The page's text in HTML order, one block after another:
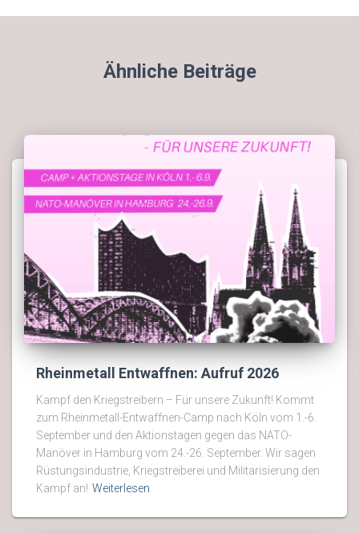
Ähnliche Beiträge
Rheinmetall Entwaffnen: Aufruf 2026
Kampf den Kriegstreibern – Für unsere Zukunft! Kommt
zum Rheinmetall-Entwaffnen-Camp nach Köln vom 1.-6.
September und den Aktionstagen gegen das NATO-
Manöver in Hamburg vom 24.-26. September. Wir sagen
Rüstungsindustrie, Kriegstreiberei und Militarisierung den
Kampf an! Weiterlesen